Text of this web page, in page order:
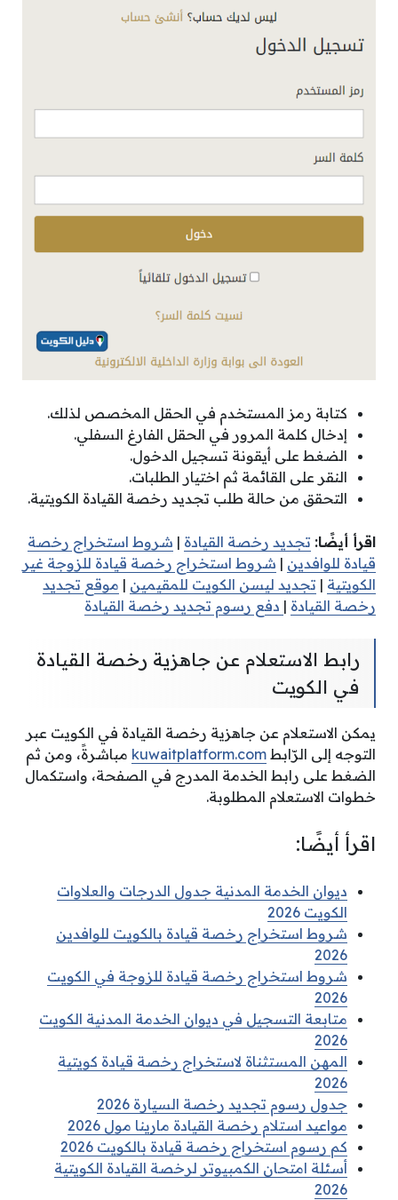
كتابة رمز المستخدم في الحقل المخصص لذلك.
إدخال كلمة المرور في الحقل الفارغ السفلي.
الضغط على أيقونة تسجيل الدخول.
النقر على القائمة ثم اختيار الطلبات.
التحقق من حالة طلب تجديد رخصة القيادة الكويتية.
اقرأ أيضًا: تجديد رخصة القيادة | شروط استخراج رخصة
قيادة للوافدين | شروط استخراج رخصة قيادة للزوجة غير
الكويتية | تجديد ليسن الكويت للمقيمين | موقع تجديد
رخصة القيادة | دفع رسوم تجديد رخصة القيادة
رابط الاستعلام عن جاهزية رخصة القيادة
في الكويت
يمكن الاستعلام عن جاهزية رخصة القيادة في الكويت عبر
التوجه إلى الرّابط kuwaitplatform.com مباشرةً، ومن ثم
الضغط على رابط الخدمة المدرج في الصفحة، واستكمال
خطوات الاستعلام المطلوبة.
اقرأ أيضًا:
ديوان الخدمة المدنية جدول الدرجات والعلاوات
الكويت 2026
شروط استخراج رخصة قيادة بالكويت للوافدين
2026
شروط استخراج رخصة قيادة للزوجة في الكويت
2026
متابعة التسجيل في ديوان الخدمة المدنية الكويت
2026
المهن المستثناة لاستخراج رخصة قيادة كويتية
2026
جدول رسوم تجديد رخصة السيارة 2026
مواعيد استلام رخصة القيادة مارينا مول 2026
كم رسوم استخراج رخصة قيادة بالكويت 2026
أسئلة امتحان الكمبيوتر لرخصة القيادة الكويتية
2026